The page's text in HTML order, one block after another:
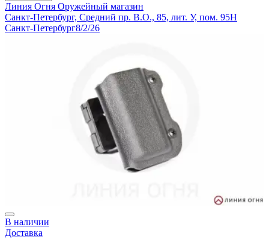
Линия Огня Оружейный магазин
Санкт-Петербург, Средний пр. В.О., 85, лит. У, пом. 95Н
Санкт-Петербург8/2/26
В наличии
Доставка